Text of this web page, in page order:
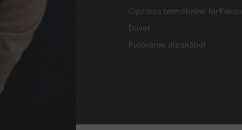
Cipzáras termékeink
Duvet
Pulóverek alpakából